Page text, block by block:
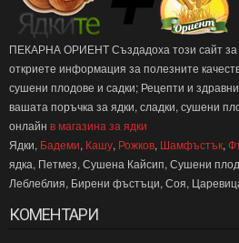
ПЕКАРНА ОРИЕНТ Създадоха този сайт за
откриете информация за полезните
сушени плодове и садки; Рецепти и
вашата поръчка за ядки, сладки, сушени
онлайн в магазина за ядки
Ядки, Бадеми, Кашу, Рожков, Шамфъстък,
ядка, Петмез, Сушена Кайсип, Сушени
Леблеблия, Бирени фъстъци, Соя,
КОМЕНТАРИ